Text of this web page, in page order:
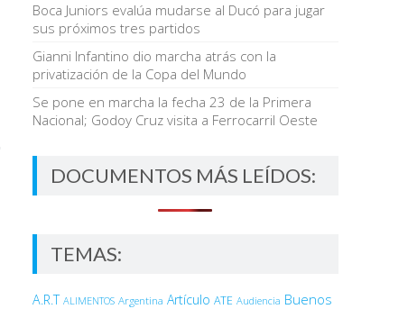
Boca Juniors evalúa mudarse al Ducó para jugar
sus próximos tres partidos
Gianni Infantino dio marcha atrás con la
privatización de la Copa del Mundo
Se pone en marcha la fecha 23 de la Primera
Nacional; Godoy Cruz visita a Ferrocarril Oeste
DOCUMENTOS MÁS LEÍDOS:
TEMAS:
A.R.T ALIMENTOS Argentina Artículo ATE Audiencia Buenos